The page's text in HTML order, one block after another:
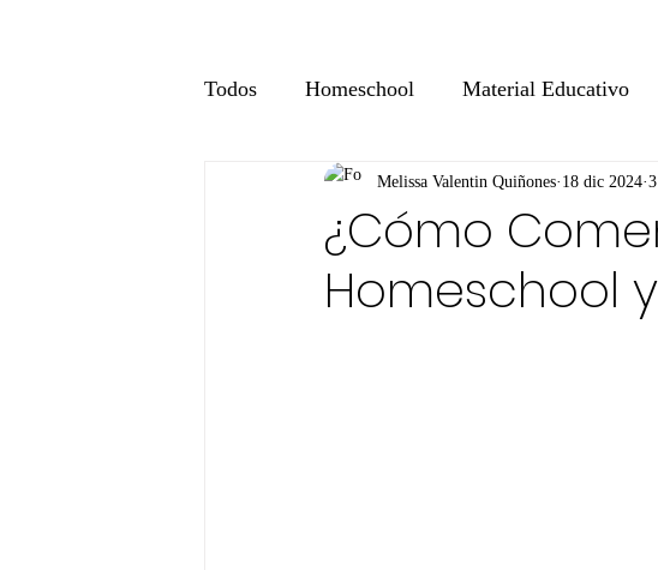
Todos Homeschool Material Educativo
¿Cómo
Homeschool
Melissa Valentin Quiñones 18 dic 2024